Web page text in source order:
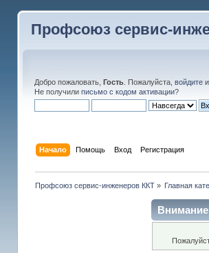
Профсоюз сервис-
Добро пожаловать, Гость. Пожалуйста, войдите
Не получили письмо с кодом активации?
Начало Помощь Вход Регистрация
Профсоюз сервис-инженеров ККТ» Главная